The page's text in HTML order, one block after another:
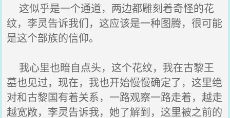
这似乎是一个通道，两边都雕刻着奇怪的花
纹，李灵告诉我们，这应该是一种图腾，很可能
是这个部族的信仰。
我心里也暗自点头，这个花纹，我在古黎王
墓也见过，现在，我也开始慢慢确定了，这里绝
对和古黎国有着关系，一路观察一路走着，越走
越宽敞，李灵告诉我，她了解到，这里被之前的